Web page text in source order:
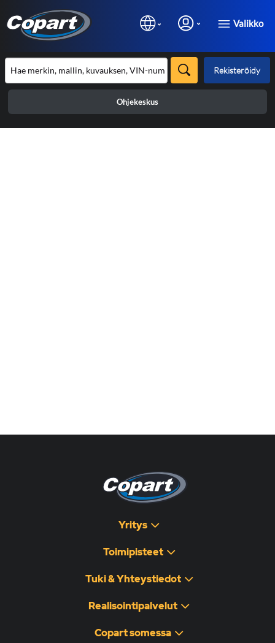
Valikko
Rekisteröidy
Ohjekeskus
Yritys
Toimipisteet
Tuki & Yhteystiedot
Realisointipalvelut
Copart somessa